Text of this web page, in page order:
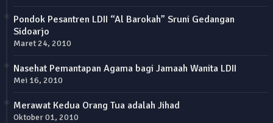
Pondok Pesantren LDII “Al Barokah” Sruni Gedangan
Sidoarjo
Maret 24, 2010
Nasehat Pemantapan Agama bagi Jamaah Wanita LDII
Mei 16, 2010
Merawat Kedua Orang Tua adalah Jihad
Oktober 01, 2010